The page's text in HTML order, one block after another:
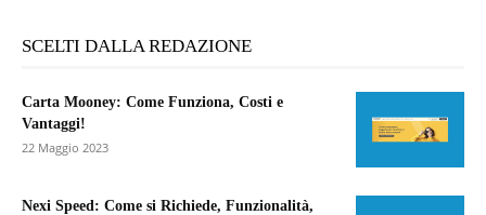
SCELTI DALLA REDAZIONE
Carta Mooney: Come Funziona, Costi e
Vantaggi!
22 Maggio 2023
Nexi Speed: Come si Richiede, Funzionalità,